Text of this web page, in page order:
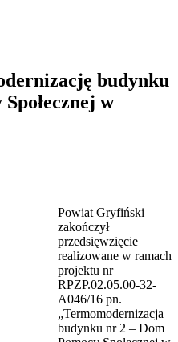
budynku
w
Powiat Gryfiński
zakończył
przedsięwzięcie
realizowane w ramach
projektu nr
RPZP.02.05.00-32-
A046/16 pn.
„Termomodernizacja
budynku nr 2 – Dom